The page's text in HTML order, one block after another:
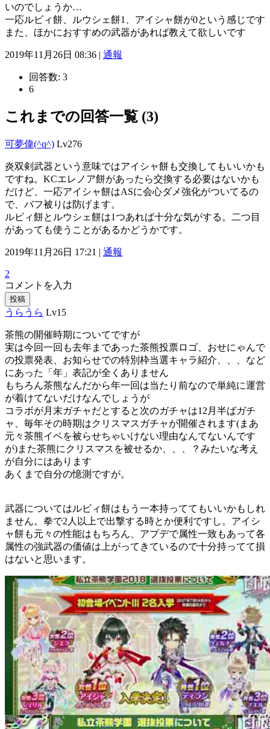
いのでしょうか…
一応ルビィ餅、ルウシェ餅1、アイシャ餅が0という感じです
また、ほかにおすすめの武器があれば教えて欲しいです
2019年11月26日 08:36 | 通報
回答数: 3
6
これまでの回答一覧 (3)
可夢偉(^q^) Lv276
炎双剣武器という意味ではアイシャ餅も交換してもいいかも
ですね。KCエレノア餅があったら交換する必要はないかも
だけど、一応アイシャ餅はASに会心ダメ強化がついてるの
で、バフ被りは防げます。
ルビィ餅とルウシェ餅は1つあれば十分な気がする。二つ目
があっても使うことがあるかどうかです。
2019年11月26日 17:21 | 通報
2
コメントを入力
投稿
うらうら Lv15
茶熊の開催時期についてですが
実は今回一回も去年まであった茶熊投票ロゴ、おせにゃんで
の投票発表、お知らせでの特別枠当選キャラ紹介、、、など
にあった「年」表記が全くありません
もちろん茶熊なんだから年一回は当たり前なので単純に運営
が着けてないだけなんでしょうが
コラボが月末ガチャだとすると次のガチャは12月半ばガチ
ャ、毎年その時期はクリスマスガチャが開催されます(まあ
元々茶熊イベを被らせちゃいけない理由なんてないんです
が)また茶熊にクリスマスを被せるか、、、？みたいな考え
が自分にはあります
あくまで自分の憶測ですが。
武器についてはルビィ餅はもう一本持っててもいいかもしれ
ません。拳で2人以上で出撃する時とか便利ですし。アイシ
ャ餅も元々の性能はもちろん、アプデで属性一致もあって各
属性の強武器の価値は上がってきているので十分持ってて損
はないと思います。